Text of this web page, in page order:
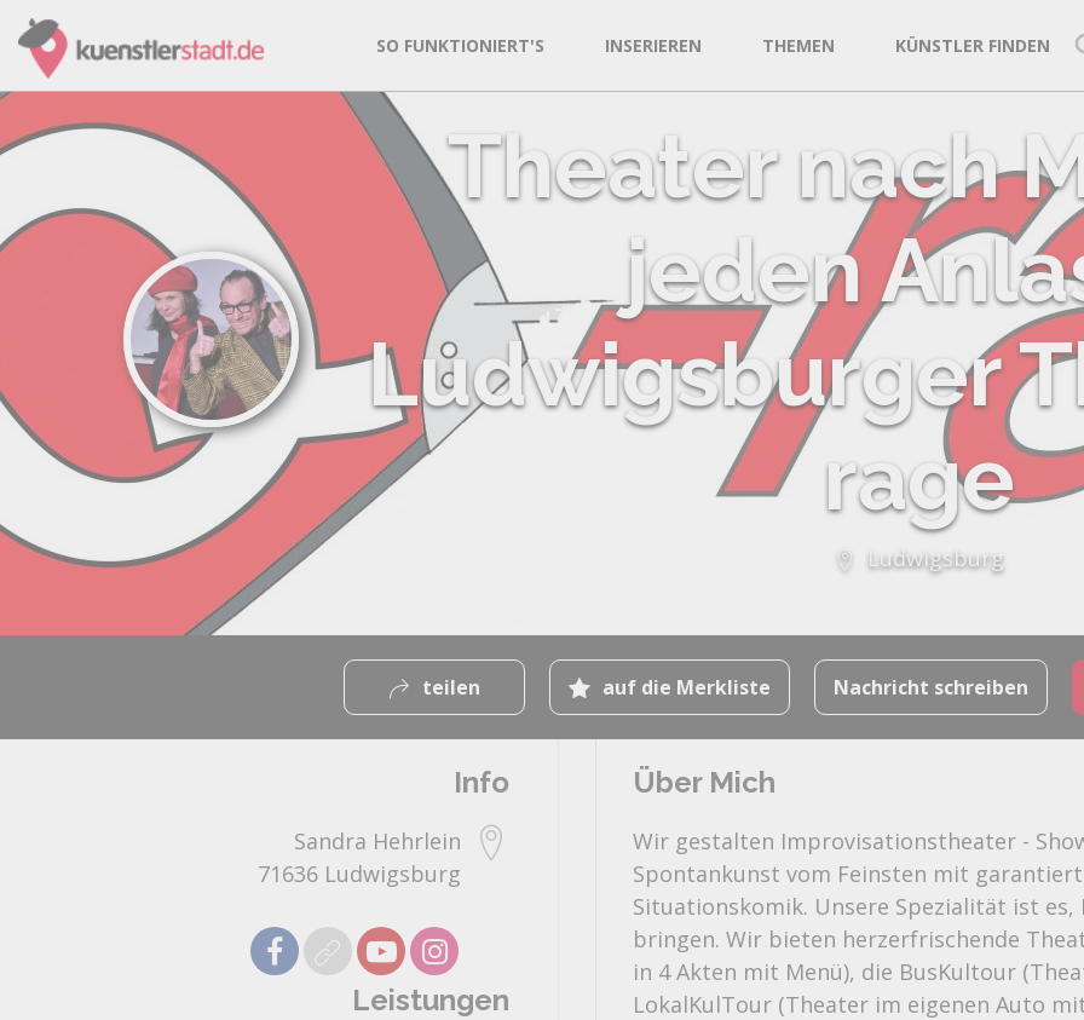
SO FUNKTIONIERT'S INSERIEREN THEMEN KÜNSTLER FINDEN
Theater nach
jeden
Ludwigsburger
rage
Ludwigsburg
teilen auf die Merkliste Nachricht schreiben
Info
Sandra Hehrlein
71636 Ludwigsburg
Leistungen
Über Mich
Wir gestalten Improvisationstheater -
Spontankunst vom Feinsten mit
Situationskomik. Unsere Spezialität ist
bringen. Wir bieten herzerfrischende
in 4 Akten mit Menü), die BusKultour
LokalKulTour (Theater im eigenen Auto